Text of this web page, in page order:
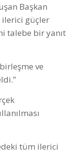
Başkan
ilerici güçler
talebe bir yanıt
ve
tüm ilerici